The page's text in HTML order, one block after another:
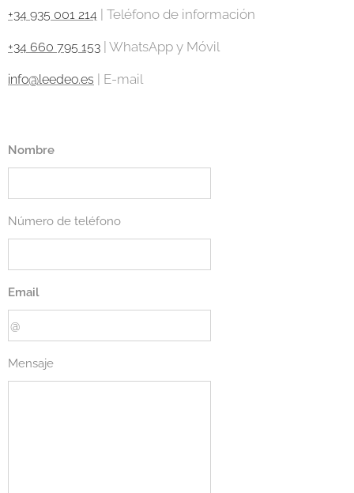
+34 935 001 214 | Teléfono de información
+34 660 795 153 | WhatsApp y Móvil
info@leedeo.es | E-mail
Nombre
Número de teléfono
Email
Mensaje